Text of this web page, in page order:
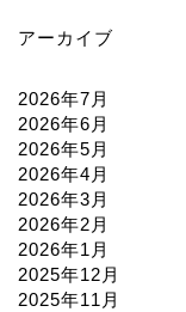
アーカイブ
2026年7月
2026年6月
2026年5月
2026年4月
2026年3月
2026年2月
2026年1月
2025年12月
2025年11月